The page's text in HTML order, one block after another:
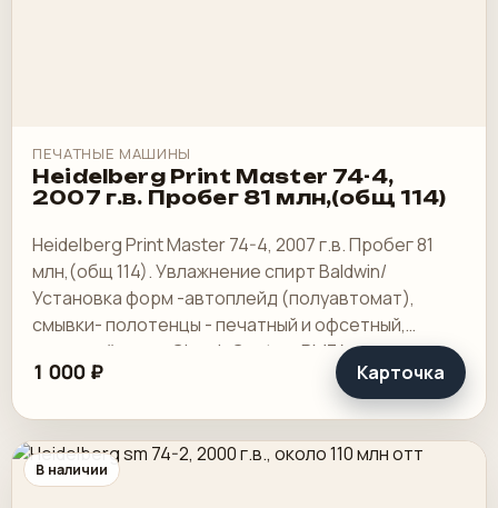
ПЕЧАТНЫЕ МАШИНЫ
Heidelberg Print Master 74-4,
2007 г.в. Пробег 81 млн,(общ 114)
Heidelberg Print Master 74-4, 2007 г.в. Пробег 81
млн,(общ 114). Увлажнение спирт Baldwin/
Установка форм -автоплейд (полуавтомат),
смывки- полотенцы - печатный и офсетный,
выносной пульт ClassicCenter -PM74 - краски и.
1 000 ₽ Карточка
В наличии